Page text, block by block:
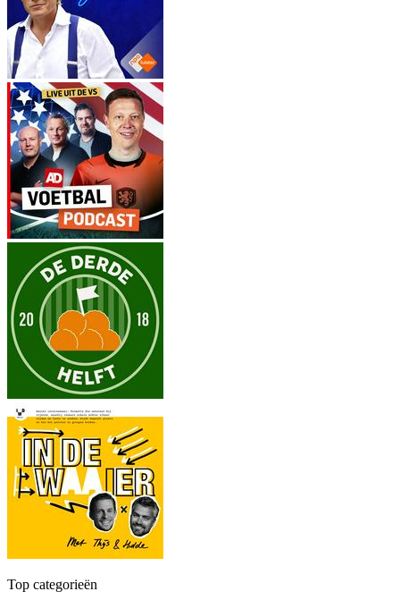
Top categorieën